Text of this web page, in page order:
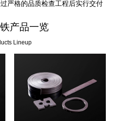
严格的品质检查工程后实行交付
产品一览
Lineup